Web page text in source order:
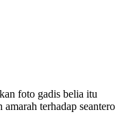
foto gadis belia itu
terhadap seantero